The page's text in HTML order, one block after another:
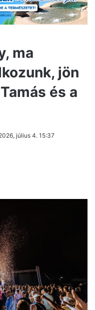
ma
jön
és a
július 4. 15:37